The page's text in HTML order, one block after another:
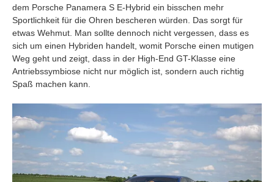
dem Porsche Panamera S E-Hybrid ein bisschen mehr
Sportlichkeit für die Ohren bescheren würden. Das sorgt für
etwas Wehmut. Man sollte dennoch nicht vergessen, dass es
sich um einen Hybriden handelt, womit Porsche einen mutigen
Weg geht und zeigt, dass in der High-End GT-Klasse eine
Antriebssymbiose nicht nur möglich ist, sondern auch richtig
Spaß machen kann.